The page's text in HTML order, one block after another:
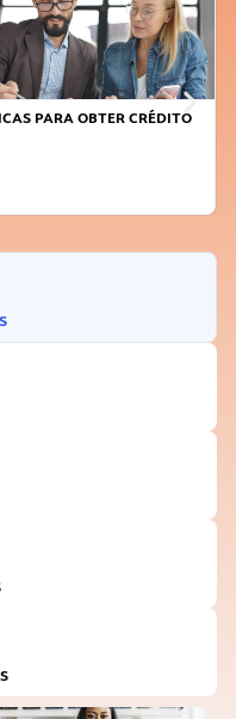
A DIFERENÇA: SEJA